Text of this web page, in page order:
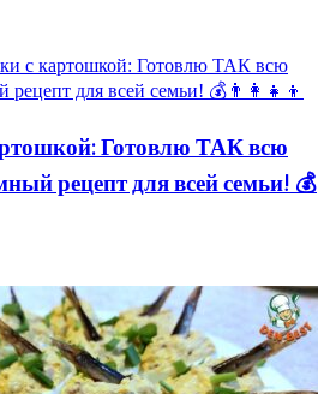
Готовлю ТАК всю
рецепт для всей семьи! 💰